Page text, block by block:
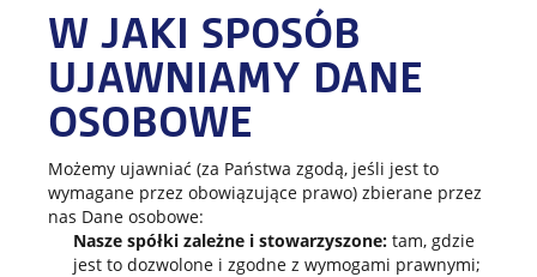
W JAKI SPOSÓB
UJAWNIAMY DANE
OSOBOWE
Możemy ujawniać (za Państwa zgodą, jeśli jest to
wymagane przez obowiązujące prawo) zbierane przez
nas Dane osobowe:
Nasze spółki zależne i stowarzyszone: tam, gdzie
jest to dozwolone i zgodne z wymogami prawnymi;